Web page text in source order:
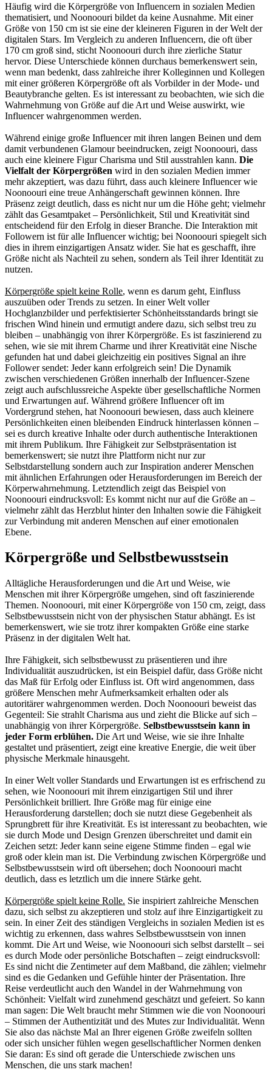
Häufig wird die Körpergröße von Influencern in sozialen Medien
thematisiert, und Noonoouri bildet da keine Ausnahme. Mit einer
Größe von 150 cm ist sie eine der kleineren Figuren in der Welt der
digitalen Stars. Im Vergleich zu anderen Influencern, die oft über
170 cm groß sind, sticht Noonoouri durch ihre zierliche Statur
hervor. Diese Unterschiede können durchaus bemerkenswert sein,
wenn man bedenkt, dass zahlreiche ihrer Kolleginnen und Kollegen
mit einer größeren Körpergröße oft als Vorbilder in der Mode- und
Beautybranche gelten. Es ist interessant zu beobachten, wie sich die
Wahrnehmung von Größe auf die Art und Weise auswirkt, wie
Influencer wahrgenommen werden.
Während einige große Influencer mit ihren langen Beinen und dem
damit verbundenen Glamour beeindrucken, zeigt Noonoouri, dass
auch eine kleinere Figur Charisma und Stil ausstrahlen kann. Die
Vielfalt der Körpergrößen wird in den sozialen Medien immer
mehr akzeptiert, was dazu führt, dass auch kleinere Influencer wie
Noonoouri eine treue Anhängerschaft gewinnen können. Ihre
Präsenz zeigt deutlich, dass es nicht nur um die Höhe geht; vielmehr
zählt das Gesamtpaket – Persönlichkeit, Stil und Kreativität sind
entscheidend für den Erfolg in dieser Branche. Die Interaktion mit
Followern ist für alle Influencer wichtig; bei Noonoouri spiegelt sich
dies in ihrem einzigartigen Ansatz wider. Sie hat es geschafft, ihre
Größe nicht als Nachteil zu sehen, sondern als Teil ihrer Identität zu
nutzen.
Körpergröße spielt keine Rolle, wenn es darum geht, Einfluss
auszuüben oder Trends zu setzen. In einer Welt voller
Hochglanzbilder und perfektisierter Schönheitsstandards bringt sie
frischen Wind hinein und ermutigt andere dazu, sich selbst treu zu
bleiben – unabhängig von ihrer Körpergröße. Es ist faszinierend zu
sehen, wie sie mit ihrem Charme und ihrer Kreativität eine Nische
gefunden hat und dabei gleichzeitig ein positives Signal an ihre
Follower sendet: Jeder kann erfolgreich sein! Die Dynamik
zwischen verschiedenen Größen innerhalb der Influencer-Szene
zeigt auch aufschlussreiche Aspekte über gesellschaftliche Normen
und Erwartungen auf. Während größere Influencer oft im
Vordergrund stehen, hat Noonoouri bewiesen, dass auch kleinere
Persönlichkeiten einen bleibenden Eindruck hinterlassen können –
sei es durch kreative Inhalte oder durch authentische Interaktionen
mit ihrem Publikum. Ihre Fähigkeit zur Selbstpräsentation ist
bemerkenswert; sie nutzt ihre Plattform nicht nur zur
Selbstdarstellung sondern auch zur Inspiration anderer Menschen
mit ähnlichen Erfahrungen oder Herausforderungen im Bereich der
Körperwahrnehmung. Letztendlich zeigt das Beispiel von
Noonoouri eindrucksvoll: Es kommt nicht nur auf die Größe an –
vielmehr zählt das Herzblut hinter den Inhalten sowie die Fähigkeit
zur Verbindung mit anderen Menschen auf einer emotionalen
Ebene.
Körpergröße und Selbstbewusstsein
Alltägliche Herausforderungen und die Art und Weise, wie
Menschen mit ihrer Körpergröße umgehen, sind oft faszinierende
Themen. Noonoouri, mit einer Körpergröße von 150 cm, zeigt, dass
Selbstbewusstsein nicht von der physischen Statur abhängt. Es ist
bemerkenswert, wie sie trotz ihrer kompakten Größe eine starke
Präsenz in der digitalen Welt hat.
Ihre Fähigkeit, sich selbstbewusst zu präsentieren und ihre
Individualität auszudrücken, ist ein Beispiel dafür, dass Größe nicht
das Maß für Erfolg oder Einfluss ist. Oft wird angenommen, dass
größere Menschen mehr Aufmerksamkeit erhalten oder als
autoritärer wahrgenommen werden. Doch Noonoouri beweist das
Gegenteil: Sie strahlt Charisma aus und zieht die Blicke auf sich –
unabhängig von ihrer Körpergröße. Selbstbewusstsein kann in
jeder Form erblühen. Die Art und Weise, wie sie ihre Inhalte
gestaltet und präsentiert, zeigt eine kreative Energie, die weit über
physische Merkmale hinausgeht.
In einer Welt voller Standards und Erwartungen ist es erfrischend zu
sehen, wie Noonoouri mit ihrem einzigartigen Stil und ihrer
Persönlichkeit brilliert. Ihre Größe mag für einige eine
Herausforderung darstellen; doch sie nutzt diese Gegebenheit als
Sprungbrett für ihre Kreativität. Es ist interessant zu beobachten, wie
sie durch Mode und Design Grenzen überschreitet und damit ein
Zeichen setzt: Jeder kann seine eigene Stimme finden – egal wie
groß oder klein man ist. Die Verbindung zwischen Körpergröße und
Selbstbewusstsein wird oft übersehen; doch Noonoouri macht
deutlich, dass es letztlich um die innere Stärke geht.
Körpergröße spielt keine Rolle. Sie inspiriert zahlreiche Menschen
dazu, sich selbst zu akzeptieren und stolz auf ihre Einzigartigkeit zu
sein. In einer Zeit des ständigen Vergleichs in sozialen Medien ist es
wichtig zu erkennen, dass wahres Selbstbewusstsein von innen
kommt. Die Art und Weise, wie Noonoouri sich selbst darstellt – sei
es durch Mode oder persönliche Botschaften – zeigt eindrucksvoll:
Es sind nicht die Zentimeter auf dem Maßband, die zählen; vielmehr
sind es die Gedanken und Gefühle hinter der Präsentation. Ihre
Reise verdeutlicht auch den Wandel in der Wahrnehmung von
Schönheit: Vielfalt wird zunehmend geschätzt und gefeiert. So kann
man sagen: Die Welt braucht mehr Stimmen wie die von Noonoouri
– Stimmen der Authentizität und des Mutes zur Individualität. Wenn
Sie also das nächste Mal an Ihrer eigenen Größe zweifeln sollten
oder sich unsicher fühlen wegen gesellschaftlicher Normen denken
Sie daran: Es sind oft gerade die Unterschiede zwischen uns
Menschen, die uns stark machen!